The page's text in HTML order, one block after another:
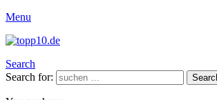
Menu
Search
Search for: